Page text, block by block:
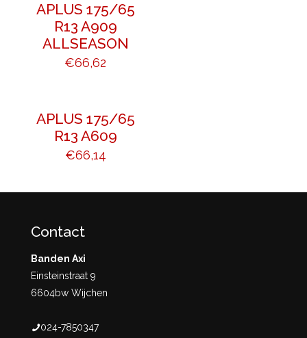
APLUS 175/65
R13 A909
ALLSEASON
€66,62
APLUS 175/65
R13 A609
€66,14
Contact
Banden Axi
Einsteinstraat 9
6604bw Wijchen
024-7850347